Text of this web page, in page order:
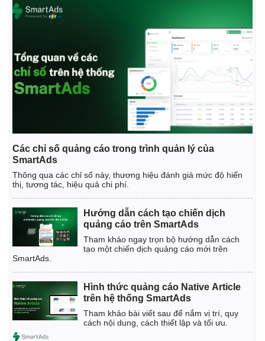
Các chỉ số quảng cáo trong trình quản lý của
SmartAds
Thông qua các chỉ số này, thương hiệu đánh giá mức độ hiển
thị, tương tác, hiệu quả chi phí.
Hướng dẫn cách tạo chiến dịch
quảng cáo trên SmartAds
Tham khảo ngay trọn bộ hướng dẫn cách
tạo một chiến dịch quảng cáo mới trên
SmartAds.
Hình thức quảng cáo Native Article
trên hệ thống SmartAds
Tham khảo bài viết sau để nắm vị trí, quy
cách nội dung, cách thiết lập và tối ưu.